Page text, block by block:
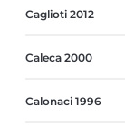
Caglioti 2012
Caleca 2000
Calonaci 1996